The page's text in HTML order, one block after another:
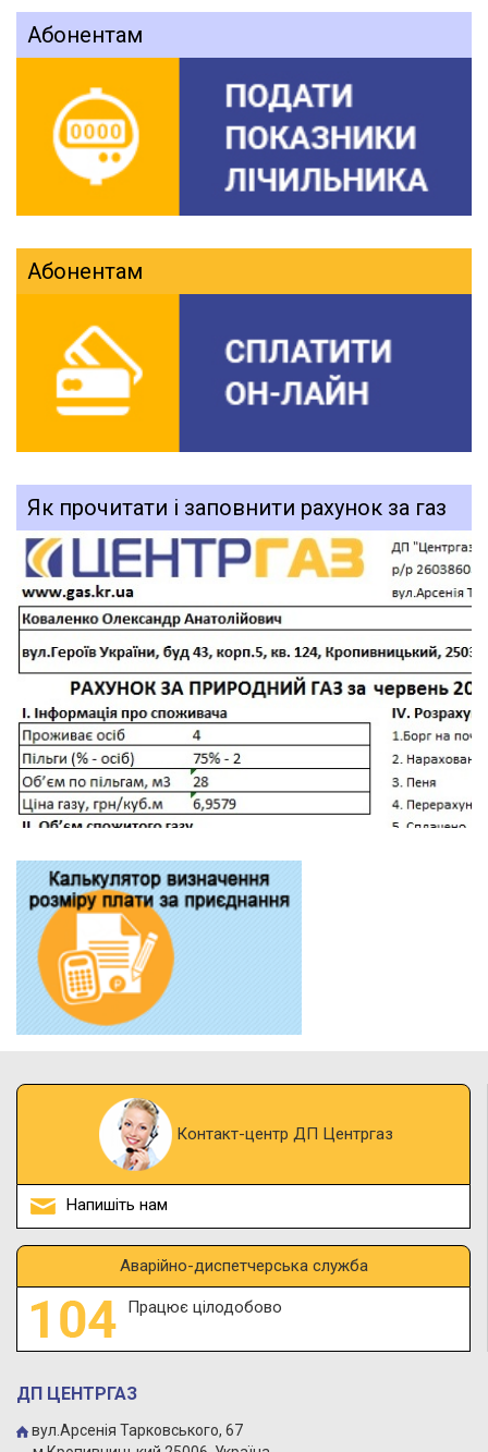
Абонентам
Абонентам
Як прочитати і заповнити рахунок за газ
Контакт-центр ДП Центргаз
Напишіть нам
Аварійно-диспетчерська служба
Працює цілодобово
ДП ЦЕНТРГАЗ
вул.Арсенія Тарковського, 67